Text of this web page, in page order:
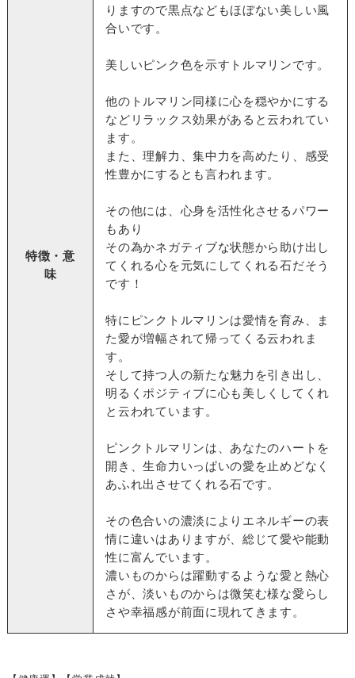
特徴・意
味
りますので黒点などもほぼない美しい風
合いです。
美しいピンク色を示すトルマリンです。
他のトルマリン同様に心を穏やかにする
などリラックス効果があると云われてい
ます。
また、理解力、集中力を高めたり、感受
性豊かにするとも言われます。
その他には、心身を活性化させるパワー
もあり
その為かネガティブな状態から助け出し
てくれる心を元気にしてくれる石だそう
です！
特にピンクトルマリンは愛情を育み、ま
た愛が増幅されて帰ってくる云われま
す。
そして持つ人の新たな魅力を引き出し、
明るくポジティブに心も美しくしてくれ
と云われています。
ピンクトルマリンは、あなたのハートを
開き、生命力いっぱいの愛を止めどなく
あふれ出させてくれる石です。
その色合いの濃淡によりエネルギーの表
情に違いはありますが、総じて愛や能動
性に富んでいます。
濃いものからは躍動するような愛と熱心
さが、淡いものからは微笑む様な愛らし
さや幸福感が前面に現れてきます。